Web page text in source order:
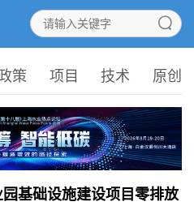
策 项目 技术 原创
园基础设施建设项目零排放